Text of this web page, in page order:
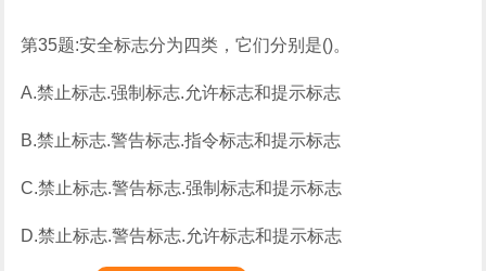
第35题:安全标志分为四类，它们分别是()。
A.禁止标志.强制标志.允许标志和提示标志
B.禁止标志.警告标志.指令标志和提示标志
C.禁止标志.警告标志.强制标志和提示标志
D.禁止标志.警告标志.允许标志和提示标志